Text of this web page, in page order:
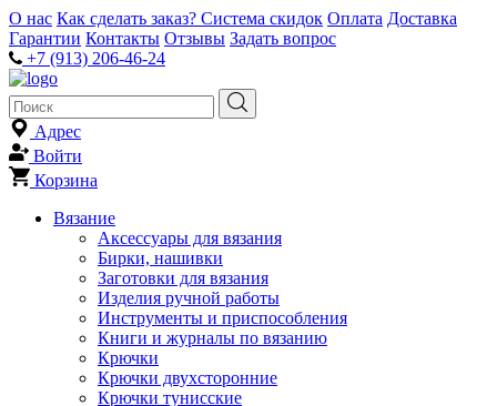
О нас Как сделать заказ? Система скидок Оплата Доставка
Гарантии Контакты Отзывы Задать вопрос
+7 (913) 206-46-24
Адрес
Войти
Корзина
Вязание
Аксессуары для вязания
Бирки, нашивки
Заготовки для вязания
Изделия ручной работы
Инструменты и приспособления
Книги и журналы по вязанию
Крючки
Крючки двухсторонние
Крючки тунисские